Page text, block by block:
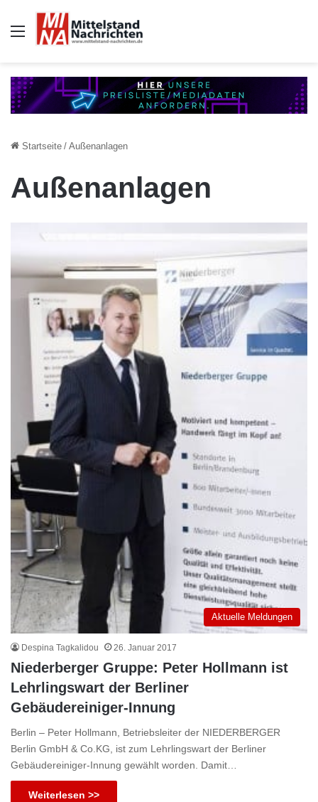
Auswahl
Startseite / Außenanlagen
Außenanlagen
Aktuelle Meldungen
Despina Tagkalidou 26. Januar 2017
Niederberger Gruppe: Peter Hollmann ist
Lehrlingswart der Berliner
Gebäudereiniger-Innung
Berlin – Peter Hollmann, Betriebsleiter der NIEDERBERGER
Berlin GmbH & Co.KG, ist zum Lehrlingswart der Berliner
Gebäudereiniger-Innung gewählt worden. Damit…
Weiterlesen >>